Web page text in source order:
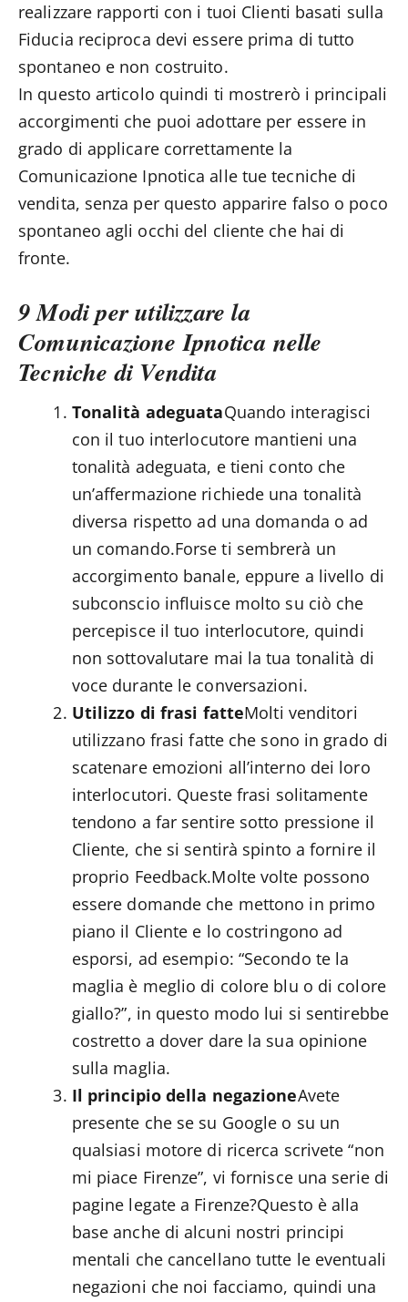
realizzare rapporti con i tuoi Clienti basati sulla
Fiducia reciproca devi essere prima di tutto
spontaneo e non costruito.
In questo articolo quindi ti mostrerò i principali
accorgimenti che puoi adottare per essere in
grado di applicare correttamente la
Comunicazione Ipnotica alle tue tecniche di
vendita, senza per questo apparire falso o poco
spontaneo agli occhi del cliente che hai di
fronte.
9 Modi per utilizzare la
Comunicazione Ipnotica nelle
Tecniche di Vendita
Tonalità adeguataQuando interagisci
con il tuo interlocutore mantieni una
tonalità adeguata, e tieni conto che
un’affermazione richiede una tonalità
diversa rispetto ad una domanda o ad
un comando.Forse ti sembrerà un
accorgimento banale, eppure a livello di
subconscio influisce molto su ciò che
percepisce il tuo interlocutore, quindi
non sottovalutare mai la tua tonalità di
voce durante le conversazioni.
Utilizzo di frasi fatteMolti venditori
utilizzano frasi fatte che sono in grado di
scatenare emozioni all’interno dei loro
interlocutori. Queste frasi solitamente
tendono a far sentire sotto pressione il
Cliente, che si sentirà spinto a fornire il
proprio Feedback.Molte volte possono
essere domande che mettono in primo
piano il Cliente e lo costringono ad
esporsi, ad esempio: “Secondo te la
maglia è meglio di colore blu o di colore
giallo?”, in questo modo lui si sentirebbe
costretto a dover dare la sua opinione
sulla maglia.
Il principio della negazioneAvete
presente che se su Google o su un
qualsiasi motore di ricerca scrivete “non
mi piace Firenze”, vi fornisce una serie di
pagine legate a Firenze?Questo è alla
base anche di alcuni nostri principi
mentali che cancellano tutte le eventuali
negazioni che noi facciamo, quindi una